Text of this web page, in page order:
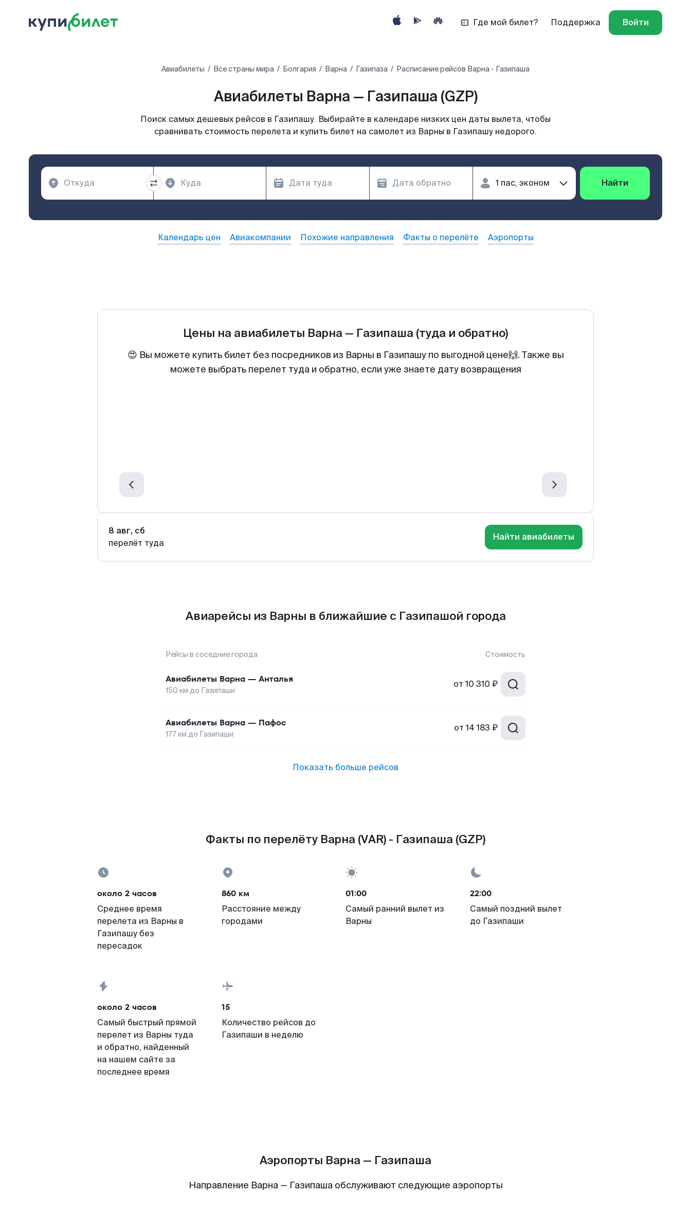
Где мой билет? Поддержка Войти
Авиабилеты Все страны мира Болгария Варна Газипаза Расписание рейсов Варна - Газипаша
Авиабилеты Варна — Газипаша (GZP)
Поиск самых дешевых рейсов в Газипашу. Выбирайте в календаре низких цен даты вылета, чтобы
сравнивать стоимость перелета и купить билет на самолет из Варны в Газипашу недорого.
Найти
Календарь цен Авиакомпании Похожие направления Факты о перелёте Аэропорты
Цены на авиабилеты Варна — Газипаша (туда и обратно)
😍 Вы можете купить билет без посредников из Варны в Газипашу по выгодной цене🙌. Также вы
можете выбрать перелет туда и обратно, если уже знаете дату возвращения
8 авг, сб
перелёт туда
Найти авиабилеты
Авиарейсы из Варны в ближайшие с Газипашой города
Рейсы в соседние города Стоимость
Авиабилеты Варна — Анталья
150 км до Газипаши
от 10 310 ₽
Авиабилеты Варна — Пафос
177км до Газипаши
от 14 183 ₽
Показать больше рейсов
Факты по перелёту Варна (VAR) - Газипаша (GZP)
около 2 часов
Среднее время
перелета из Варны в
Газипашу без
пересадок
860 км
Расстояние между
городами
01:00
Самый ранний вылет из
Варны
22:00
Самый поздний вылет
до Газипаши
около 2 часов
Самый быстрый прямой
перелет из Варны туда
и обратно, найденный
на нашем сайте за
последнее время
15
Количество рейсов до
Газипаши в неделю
Аэропорты Варна — Газипаша
Направление Варна — Газипаша обслуживают следующие аэропорты